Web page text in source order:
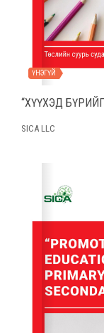
ҮНЭГҮЙ
“ХҮҮХЭД
SICA LLC